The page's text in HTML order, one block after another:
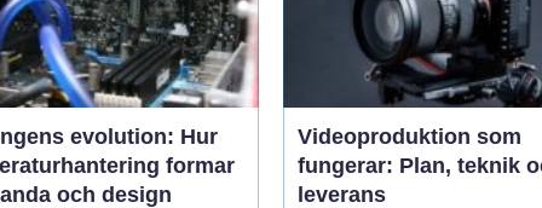
evolution: Hur
formar
och design
Videoproduktion som
fungerar: Plan, teknik
leverans